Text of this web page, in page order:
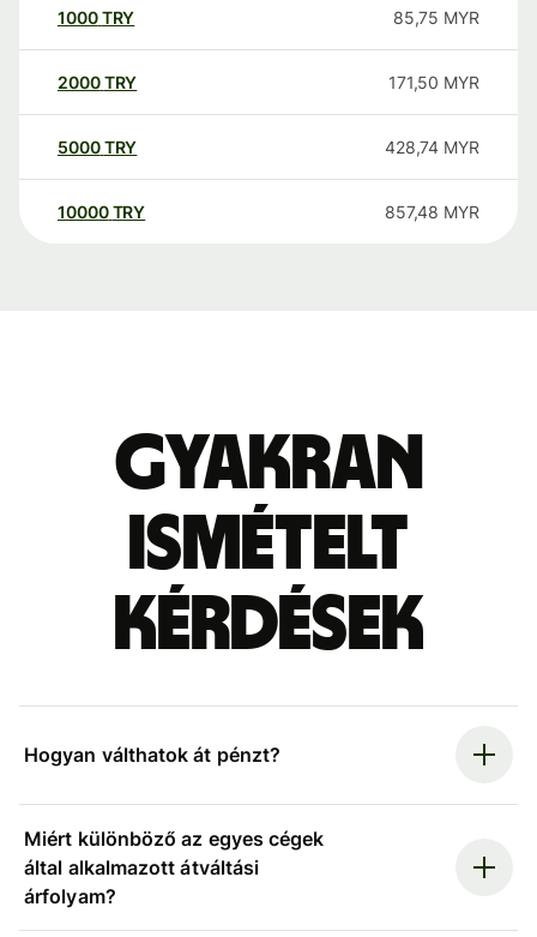
1000TRY 85,75 MYR
2000TRY 171,50 MYR
5000TRY 428,74 MYR
10000 TRY 857,48 MYR
Gyakran
ismételt
kérdések
Hogyan válthatok át pénzt?
Miért különböző az egyes cégek
által alkalmazott átváltási
árfolyam?